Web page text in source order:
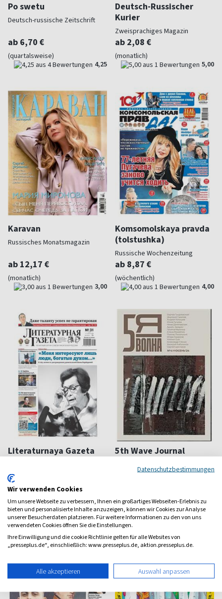
Po swetu
Deutsch-russische Zeitschrift
ab 6,70 €
(quartalsweise)
4,25
Deutsch-Russischer
Kurier
Zweisprachiges Magazin
ab 2,08 €
(monatlich)
5,00
Karavan
Russisches Monatsmagazin
ab 12,17 €
(monatlich)
3,00
Komsomolskaya pravda
(tolstushka)
Russische Wochenzeitung
ab 8,87 €
(wöchentlich)
4,00
Literaturnaya Gazeta
Wochenzeitung
ab 7,66 €
(wöchentlich)
5,00
5th Wave Journal
Kulturmagazin
(quartalsweise)
0,00
Datenschutzbestimmungen
Wir verwenden Cookies
Um unsere Webseite zu verbessern, Ihnen ein großartiges Webseiten-Erlebnis zu
bieten und personalisierte Inhalte anzuzeigen, können wir Cookies zur Analyse
unserer Besucherdaten platzieren. Für weitere Informationen zu den von uns
verwendeten Cookies öffnen Sie die Einstellungen.
Ihre Einwilligung und die cookie Richtlinie gelten für alle Websites von
„presseplus.de“, einschließlich: www.presseplus.de, aktion.presseplus.de.
Alle akzeptieren Auswahl anpassen